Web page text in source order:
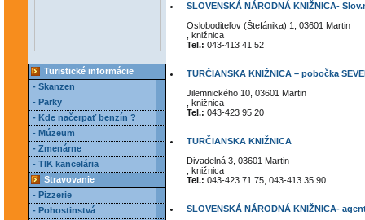
Turistické informácie
- Skanzen
- Parky
- Kde načerpať benzín ?
- Múzeum
- Zmenárne
- TIK kancelária
Stravovanie
- Pizzerie
- Pohostinstvá
SLOVENSKÁ NÁRODNÁ KNIŽNICA-
Osloboditeľov (Štefánika) 1, 03601 Martin
, knižnica
Tel.: 043-413 41 52
TURČIANSKA KNIŽNICA – pobočka
Jilemnického 10, 03601 Martin
, knižnica
Tel.: 043-423 95 20
TURČIANSKA KNIŽNICA
Divadelná 3, 03601 Martin
, knižnica
Tel.: 043-423 71 75, 043-413 35 90
SLOVENSKÁ NÁRODNÁ KNIŽNICA-